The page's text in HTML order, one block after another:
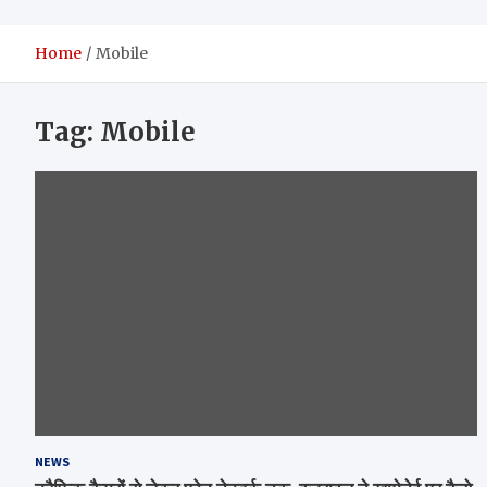
Home Mobile
Tag: Mobile
NEWS